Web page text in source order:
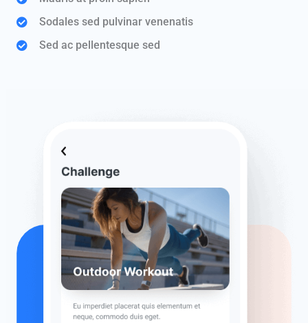
Sodales sed pulvinar venenatis
Sed ac pellentesque sed